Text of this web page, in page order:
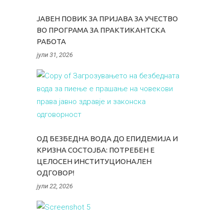
ЈАВЕН ПОВИК ЗА ПРИЈАВА ЗА УЧЕСТВО
ВО ПРОГРАМА ЗА ПРАКТИКАНТСКА
РАБОТА
јули 31, 2026
ОД БЕЗБЕДНА ВОДА ДО ЕПИДЕМИЈА И
КРИЗНА СОСТОЈБА: ПОТРЕБЕН Е
ЦЕЛОСЕН ИНСТИТУЦИОНАЛЕН
ОДГОВОР!
јули 22, 2026